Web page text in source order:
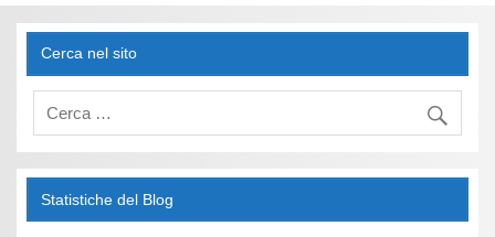
Cerca nel sito
Statistiche del Blog